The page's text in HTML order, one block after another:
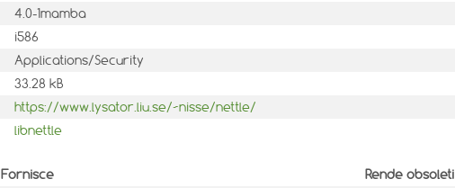
4.0-1mamba
i586
Applications/Security
33.28 kB
https://www.lysator.liu.se/~nisse/nettle/
libnettle
Fornisce Rende obsoleti